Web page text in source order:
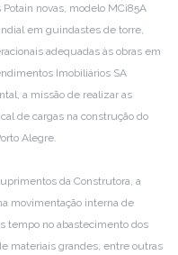
novas, modelo MCi85A
em guindastes de torre,
adequadas às obras em
Imobiliários SA
a missão de realizar as
de cargas na construção do
Alegre.
da Construtora, a
movimentação interna de
tempo no abastecimento dos
materiais grandes, entre outras